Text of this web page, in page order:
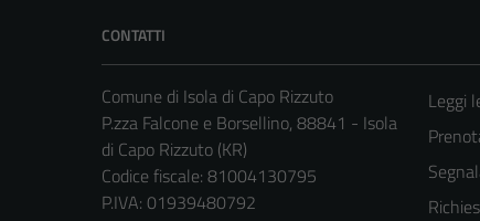
CONTATTI
Comune di Isola di Capo Rizzuto
P.zza Falcone e Borsellino, 88841 - Isola
di Capo Rizzuto (KR)
Codice fiscale: 81004130795
P.IVA: 01939480792
Leggi